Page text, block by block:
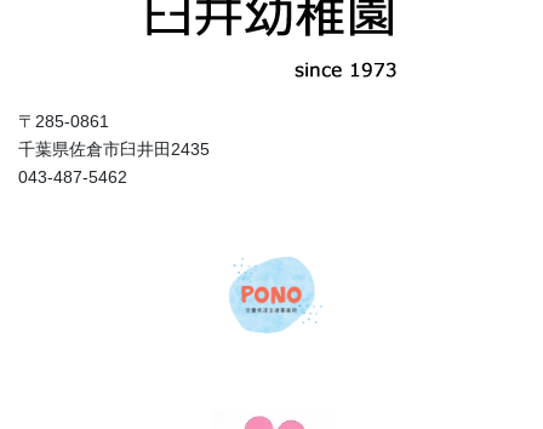
〒285-0861
千葉県佐倉市臼井田2435
043-487-5462